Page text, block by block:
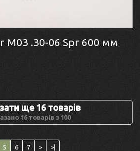
M03 .30-06 Spr 600 мм
ще 16 товарів
16 товарів з 100
5 6 7 > >|